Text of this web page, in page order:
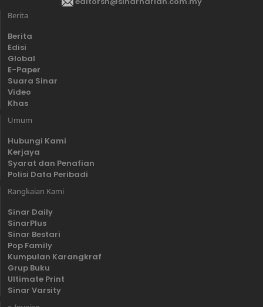
Berita
Berita
Edisi
Global
E-Paper
Suara Sinar
Video
Khas
Umum
Hubungi Kami
Kerjaya
Syarat dan Penafian
Polisi Data Peribadi
Rangkaian Kami
Sinar Daily
SinarPlus
Sinar Bestari
Pop Family
Kumpulan Karangkraf
Grup Buku
Ultimate Print
Sinar Varsity